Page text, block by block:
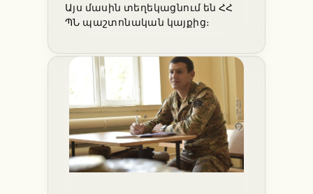
Այս մասին տեղեկացնում են ՀՀ
ՊՆ պաշտոնական կայքից։